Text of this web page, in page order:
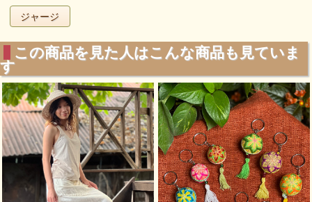
ジャージ
この商品を見た人はこんな商品も見ていま
す